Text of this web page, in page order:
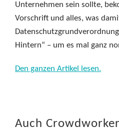
Unternehmen sein sollte,
Vorschrift und alles, was
Hintern“ – um es mal ganz
Den ganzen Artikel lesen.
Auch